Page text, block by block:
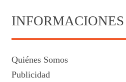
INFORMACIONES
Quiénes Somos
Publicidad